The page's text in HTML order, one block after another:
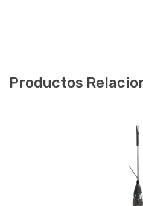
Productos